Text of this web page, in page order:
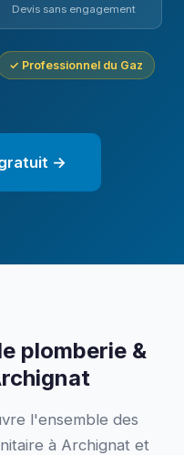
Devis sans engagement
✓ Professionnel du Gaz
gratuit →
plomberie &
l'ensemble des
à Archignat et